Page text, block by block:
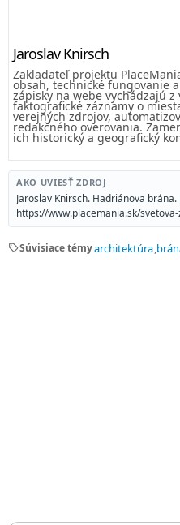
Jaroslav Knirsch
Zakladateľ projektu
obsah, technické fungovanie
zápisky na webe vychádzajú
faktografické záznamy o
verejných zdrojov,
redakčného overovania.
ich historický a geografický
AKO UVIESŤ ZDROJ
Jaroslav Knirsch. Hadriánova
https://www.placemania.sk/
sellSúvisiace témyarchitektúra